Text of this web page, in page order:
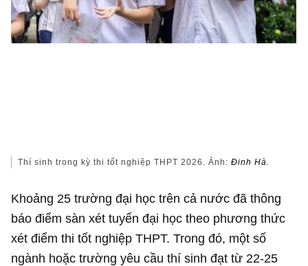
Thí sinh trong kỳ thi tốt nghiệp THPT 2026. Ảnh:Đinh Hà.
Khoảng 25 trường đại học trên cả nước đã thông
báo điểm sàn xét tuyển đại học theo phương thức
xét điểm thi tốt nghiệp THPT. Trong đó, một số
ngành hoặc trường yêu cầu thí sinh đạt từ 22-25